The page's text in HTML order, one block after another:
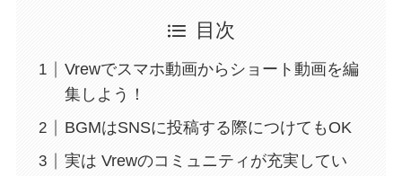
目次
Vrewでスマホ動画からショート動画を編
集しよう！
BGMはSNSに投稿する際につけてもOK
実は Vrewのコミュニティが充実してい